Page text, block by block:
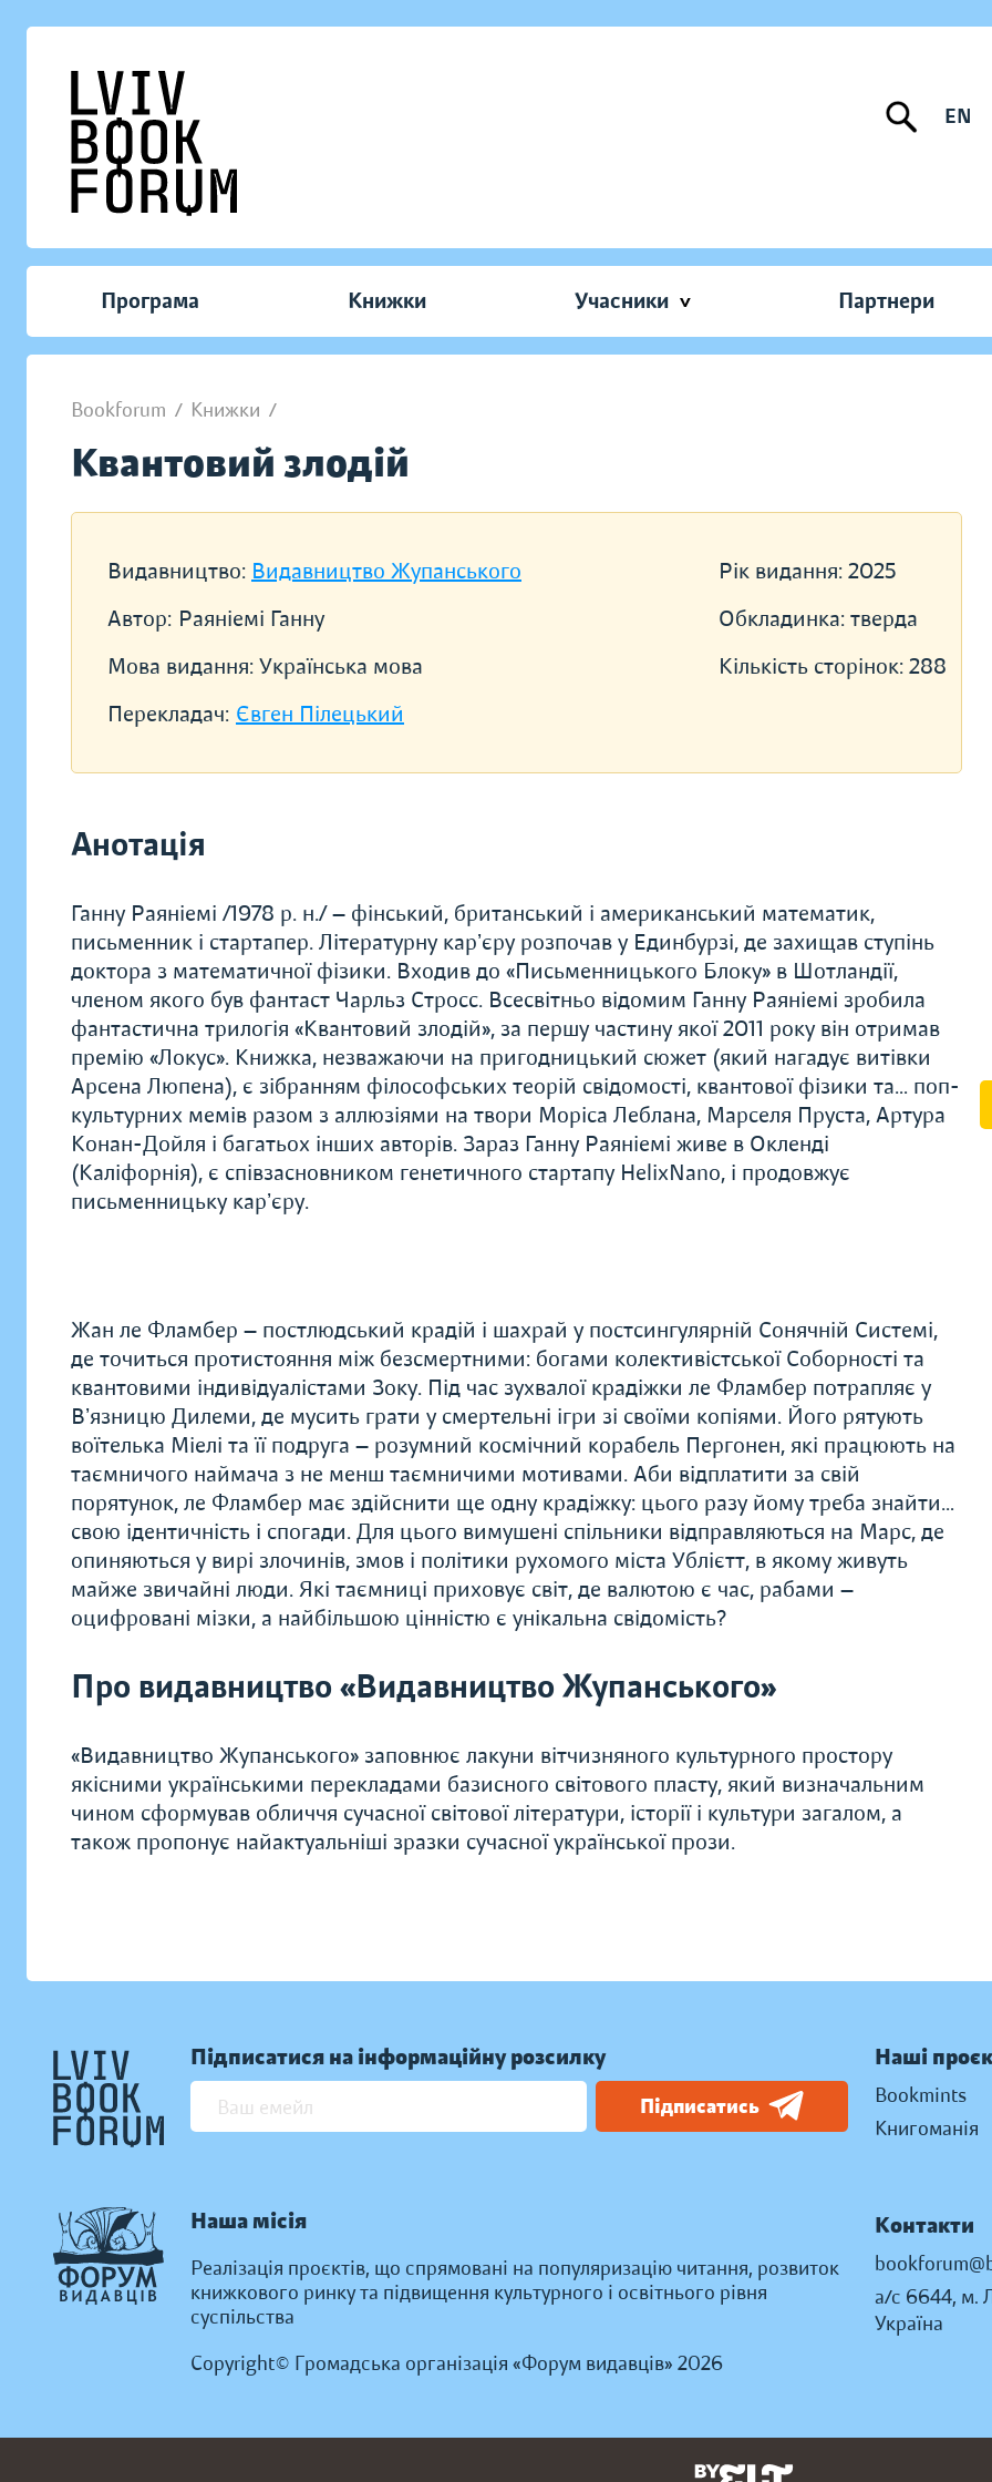
EN
Програма Книжки Учасники Партнери
Bookforum / Книжки /
Квантовий злодій
Видавництво: Видавництво Жупанського
Автор: Раяніемі Ганну
Мова видання: Українська мова
Перекладач: Євген Пілецький
Рік видання: 2025
Обкладинка: тверда
Кількість сторінок: 288
Анотація
Ганну Раяніемі /1978 р. н./ — фінський, британський і американський математик,
письменник і стартапер. Літературну карʼєру розпочав у Единбурзі, де захищав ступінь
доктора з математичної фізики. Входив до «Письменницького Блоку» в Шотландії,
членом якого був фантаст Чарльз Стросс. Всесвітньо відомим Ганну Раяніемі зробила
фантастична трилогія «Квантовий злодій», за першу частину якої 2011 року він отримав
премію «Локус». Книжка, незважаючи на пригодницький сюжет (який нагадує витівки
Арсена Люпена), є зібранням філософських теорій свідомості, квантової фізики та… поп-
культурних мемів разом з аллюзіями на твори Моріса Леблана, Марселя Пруста, Артура
Конан-Дойля і багатьох інших авторів. Зараз Ганну Раяніемі живе в Окленді
(Каліфорнія), є співзасновником генетичного стартапу HelixNano, і продовжує
письменницьку карʼєру.
Жан ле Фламбер — постлюдський крадій і шахрай у постсингулярній Сонячній Системі,
де точиться протистояння між безсмертними: богами колективістської Соборності та
квантовими індивідуалістами Зоку. Під час зухвалої крадіжки ле Фламбер потрапляє у
Вʼязницю Дилеми, де мусить грати у смертельні ігри зі своїми копіями. Його рятують
воїтелька Міелі та її подруга — розумний космічний корабель Пергонен, які працюють на
таємничого наймача з не менш таємничими мотивами. Аби відплатити за свій
порятунок, ле Фламбер має здійснити ще одну крадіжку: цього разу йому треба знайти…
свою ідентичність і спогади. Для цього вимушені спільники відправляються на Марс, де
опиняються у вирі злочинів, змов і політики рухомого міста Ублієтт, в якому живуть
майже звичайні люди. Які таємниці приховує світ, де валютою є час, рабами —
оцифровані мізки, а найбільшою цінністю є унікальна свідомість?
Про видавництво «Видавництво Жупанського»
«Видавництво Жупанського» заповнює лакуни вітчизняного культурного простору
якісними українськими перекладами базисного світового пласту, який визначальним
чином сформував обличчя сучасної світової літератури, історії і культури загалом, а
також пропонує найактуальніші зразки сучасної української прози.
Підписатися на інформаційну розсилку
Підписатись
Наша місія
Реалізація проєктів, що спрямовані на популяризацію читання, розвиток
книжкового ринку та підвищення культурного і освітнього рівня
суспільства
Copyright© Громадська організація «Форум видавців» 2026
Наші
Bookmints
Книгоманія
Контакти
а/с 6644, м.
Україна